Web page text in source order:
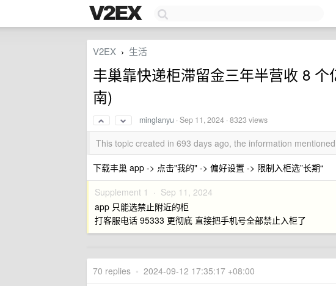
V2EX › 生活
丰巢靠快递柜滞留金三年半营收 8
南)
minglanyu ·Sep 11, 2024 · 8323 views
This topic created in 693 days ago, the information
下载丰巢 app -> 点击"我的" -> 偏好设置 -> 限制入柜选”长期“
Supplement 1 · Sep 11, 2024
app 只能选禁止附近的柜
打客服电话 95333 更彻底 直接把手机号全部禁止入柜了
70 replies • 2024-09-12 17:35:17 +08:00